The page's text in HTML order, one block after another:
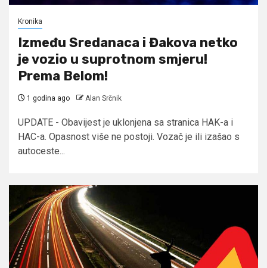
Kronika
Između Sredanaca i Đakova netko
je vozio u suprotnom smjeru!
Prema Belom!
1 godina ago Alan Srčnik
UPDATE - Obavijest je uklonjena sa stranica HAK-a i
HAC-a. Opasnost više ne postoji. Vozač je ili izašao s
autoceste...